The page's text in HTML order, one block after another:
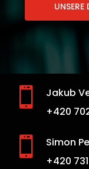

Jakub
+420

Simon
+420